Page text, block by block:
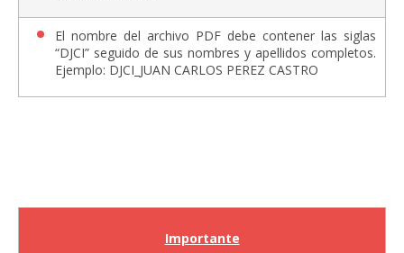
El nombre del archivo PDF debe contener las siglas
“DJCI” seguido de sus nombres y apellidos completos.
Ejemplo: DJCI_JUAN CARLOS PEREZ CASTRO
Importante